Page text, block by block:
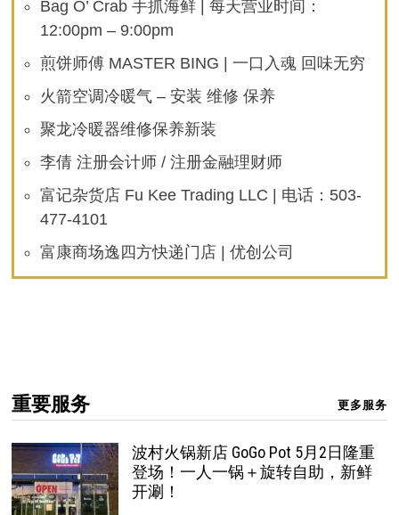
Bag O’ Crab 手抓海鲜 | 每天营业时间：
12:00pm – 9:00pm
煎饼师傅 MASTER BING | 一口入魂 回味无穷
火箭空调冷暖气 – 安装 维修 保养
聚龙冷暖器维修保养新装
李倩 注册会计师 / 注册金融理财师
富记杂货店 Fu Kee Trading LLC | 电话：503-
477-4101
富康商场逸四方快递门店 | 优创公司
重要服务 更多服务
波村火锅新店 GoGo Pot 5月2日隆重
登场！一人一锅＋旋转自助，新鲜
开涮！